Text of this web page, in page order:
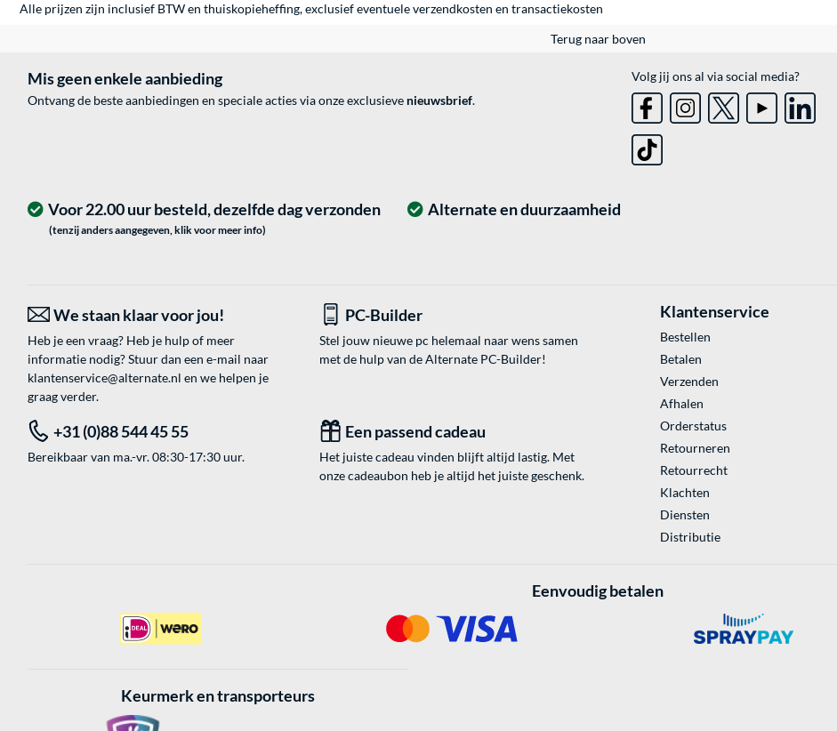
Alle prijzen zijn inclusief BTW en thuiskopieheffing, exclusief eventueleverzendkosten en transactiekosten
Terug naar boven
Mis geen enkele aanbieding
Ontvang de beste aanbiedingen en speciale acties via onze exclusieve nieuwsbrief.
Volg jij ons al via social media?
Alternate en duurzaamheid
Voor 22.00 uur besteld, dezelfde dag verzonden
(tenzij anders aangegeven, klik voor meer info)
We staan klaar voor jou!
Heb je een vraag? Heb je hulp of meer
informatie nodig? Stuur dan een e-mail naar
klantenservice@alternate.nl en we helpen je
graag verder.
PC-Builder
Stel jouw nieuwe pc helemaal naar wens samen
met de hulp van de Alternate PC-Builder!
+31 (0)88 544 45 55
Bereikbaar van ma.-vr. 08:30-17:30 uur.
Een passend cadeau
Het juiste cadeau vinden blijft altijd lastig. Met
onze cadeaubon heb je altijd het juiste geschenk.
Klantenservice
Bestellen
Betalen
Verzenden
Afhalen
Orderstatus
Retourneren
Retourrecht
Klachten
Diensten
Distributie
Eenvoudig betalen
Keurmerk en transporteurs